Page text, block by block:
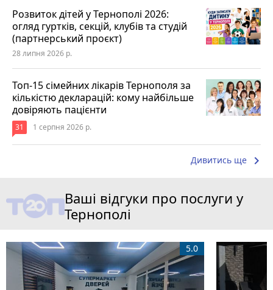
Розвиток дітей у Тернополі 2026:
огляд гуртків, секцій, клубів та студій
(партнерський проєкт)
28 липня 2026 р.
Топ-15 сімейних лікарів Тернополя за
кількістю декларацій: кому найбільше
довіряють пацієнти
31 1 серпня 2026 р.
Дивитись ще keyboard_arrow_right
Ваші відгуки про послуги у
Тернополі
5.0